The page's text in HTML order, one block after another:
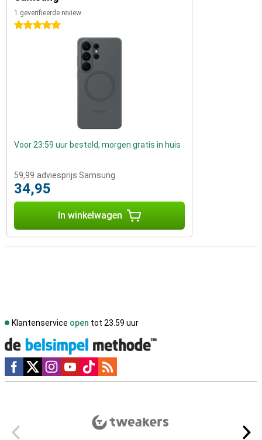
1 geverifieerde review
5 sterren
Voor 23:59 uur besteld, morgen gratis in huis
59,99 adviesprijs Samsung
34,95
In winkelwagen
Klantenservice open tot 23.59 uur
Social media